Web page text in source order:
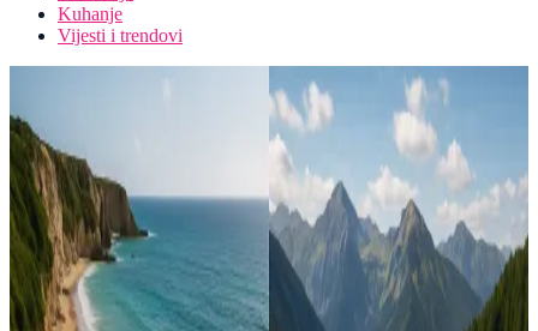
Kuhanje
Vijesti i trendovi